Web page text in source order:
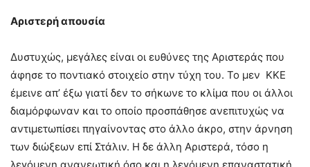
Αριστερή απουσία
Δυστυχώς, μεγάλες είναι οι ευθύνες της Αριστεράς που
άφησε το ποντιακό στοιχείο στην τύχη του. Το μεν ΚΚΕ
έμεινε απ’ έξω γιατί δεν το σήκωνε το κλίμα που οι άλλοι
διαμόρφωναν και το οποίο προσπάθησε ανεπιτυχώς να
αντιμετωπίσει πηγαίνοντας στο άλλο άκρο, στην άρνηση
των διώξεων επί Στάλιν. Η δε άλλη Αριστερά, τόσο η